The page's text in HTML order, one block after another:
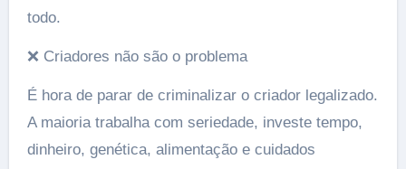
todo.
❌ Criadores não são o problema
É hora de parar de criminalizar o criador legalizado.
A maioria trabalha com seriedade, investe tempo,
dinheiro, genética, alimentação e cuidados